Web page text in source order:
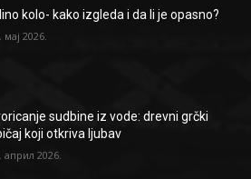
kolo- kako izgleda i da li je opasno?
мај 2026.
sudbine iz vode: drevni grčki
koji otkriva ljubav
април 2026.